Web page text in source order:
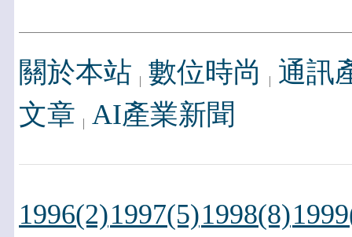
關於本站 數位時尚
通訊
文章 AI產業新聞
1996(2)1997(5)1998(8)